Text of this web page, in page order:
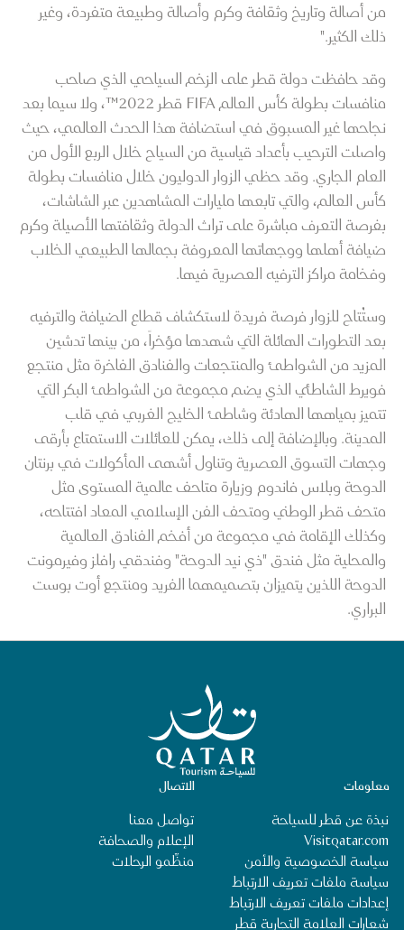
من أصالة وتاريخ وثقافة وكرم وأصالة وطبيعة متفردة، وغير
ذلك الكثير."
وقد حافظت دولة قطر على الزخم السياحي الذي صاحب
منافسات بطولة كأس العالم FIFA قطر 2022™، ولا سيما بعد
نجاحها غير المسبوق في استضافة هذا الحدث العالمي، حيث
واصلت الترحيب بأعداد قياسية من السياح خلال الربع الأول من
العام الجاري. وقد حظي الزوار الدوليون خلال منافسات بطولة
كأس العالم، والتي تابعها مليارات المشاهدين عبر الشاشات،
بفرصة التعرف مباشرة على تراث الدولة وثقافتها الأصيلة وكرم
ضيافة أهلها ووجهاتها المعروفة بجمالها الطبيعي الخلاب
وفخامة مراكز الترفيه العصرية فيها.
وستُتاح للزوار فرصة فريدة لاستكشاف قطاع الضيافة والترفيه
بعد التطورات الهائلة التي شهدها مؤخراً، من بينها تدشين
المزيد من الشواطئ والمنتجعات والفنادق الفاخرة مثل منتجع
فويرط الشاطئي الذي يضم مجموعة من الشواطئ البكر التي
تتميز بمياهها الهادئة وشاطئ الخليج الغربي في قلب
المدينة. وبالإضافة إلى ذلك، يمكن للعائلات الاستمتاع بأرقى
وجهات التسوق العصرية وتناول أشهى المأكولات في برنتان
الدوحة وبلاس فاندوم وزيارة متاحف عالمية المستوى مثل
متحف قطر الوطني ومتحف الفن الإسلامي المعاد افتتاحه،
وكذلك الإقامة في مجموعة من أفخم الفنادق العالمية
والمحلية مثل فندق "ذي نيد الدوحة" وفندقي رافلز وفيرمونت
الدوحة اللذين يتميزان بتصميمهما الفريد ومنتجع أوت بوست
البراري.
الصفحة الرئيسية لقطر للسياحة
الاتصال
تواصل معنا
الإعلام والصحافة
منظِّمو الرحلات
معلومات
نبذة عن قطر للسياحة
Visitqatar.com
سياسة الخصوصية والأمن
سياسة ملفات تعريف الارتباط
إعدادات ملفات تعريف الارتباط
شعارات العلامة التجارية قطر